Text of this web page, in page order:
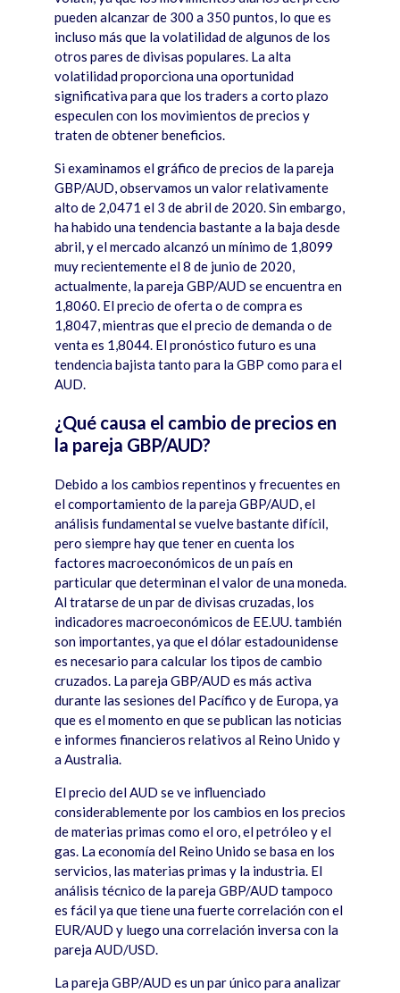
pueden alcanzar de 300 a 350 puntos, lo que es
incluso más que la volatilidad de algunos de los
otros pares de divisas populares. La alta
volatilidad proporciona una oportunidad
significativa para que los traders a corto plazo
especulen con los movimientos de precios y
traten de obtener beneficios.
Si examinamos el gráfico de precios de la pareja
GBP/AUD, observamos un valor relativamente
alto de 2,0471 el 3 de abril de 2020. Sin embargo,
ha habido una tendencia bastante a la baja desde
abril, y el mercado alcanzó un mínimo de 1,8099
muy recientemente el 8 de junio de 2020,
actualmente, la pareja GBP/AUD se encuentra en
1,8060. El precio de oferta o de compra es
1,8047, mientras que el precio de demanda o de
venta es 1,8044. El pronóstico futuro es una
tendencia bajista tanto para la GBP como para el
AUD.
¿Qué causa el cambio de precios en
la pareja GBP/AUD?
Debido a los cambios repentinos y frecuentes en
el comportamiento de la pareja GBP/AUD, el
análisis fundamental se vuelve bastante difícil,
pero siempre hay que tener en cuenta los
factores macroeconómicos de un país en
particular que determinan el valor de una moneda.
Al tratarse de un par de divisas cruzadas, los
indicadores macroeconómicos de EE.UU. también
son importantes, ya que el dólar estadounidense
es necesario para calcular los tipos de cambio
cruzados. La pareja GBP/AUD es más activa
durante las sesiones del Pacífico y de Europa, ya
que es el momento en que se publican las noticias
e informes financieros relativos al Reino Unido y
a Australia.
El precio del AUD se ve influenciado
considerablemente por los cambios en los precios
de materias primas como el oro, el petróleo y el
gas. La economía del Reino Unido se basa en los
servicios, las materias primas y la industria. El
análisis técnico de la pareja GBP/AUD tampoco
es fácil ya que tiene una fuerte correlación con el
EUR/AUD y luego una correlación inversa con la
pareja AUD/USD.
La pareja GBP/AUD es un parúnico para analizar